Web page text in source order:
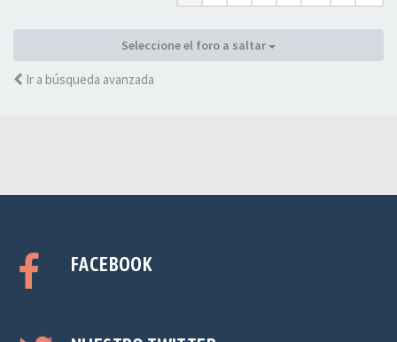
Seleccione el foro a saltar
Ir a búsqueda avanzada
FACEBOOK